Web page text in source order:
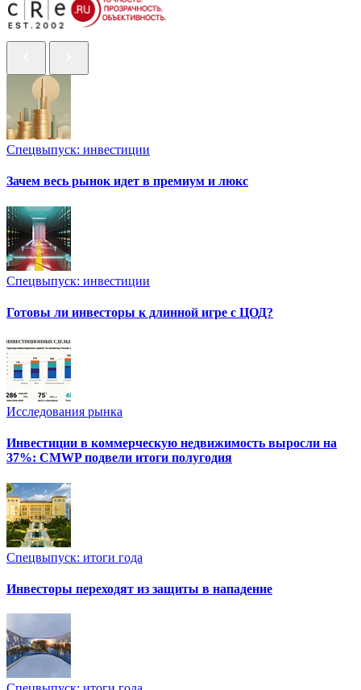
Спецвыпуск: инвестиции
Зачем весь рынок идет в премиум и люкс
Спецвыпуск: инвестиции
Готовы ли инвесторы к длинной игре с ЦОД?
Исследования рынка
Инвестиции в коммерческую недвижимость выросли на
37%: CMWP подвели итоги полугодия
Спецвыпуск: итоги года
Инвесторы переходят из защиты в нападение